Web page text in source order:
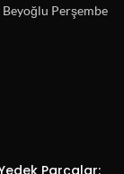
Beyoğlu Perşembe
Parçalar: